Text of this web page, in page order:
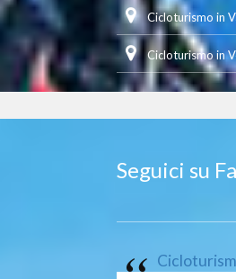
Cicloturismo in
Cicloturismo in
Seguici su